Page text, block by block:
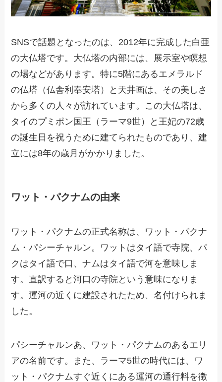
SNSで話題となったのは、2012年に完成した白亜
の大仏塔です。大仏塔の内部には、展示室や瞑想
の場などがあります。特に5階にあるエメラルド
の仏塔（仏舎利奉安塔）と天井画は、その美しさ
から多くの人々が訪れています。この大仏塔は、
タイのプミポン国王（ラーマ9世）と王妃の72歳
の誕生日を祝うために建てられたものであり、建
立には8年の歳月がかかりました。
ワット・パクナムの由来
ワット・パクナムの正式名称は、ワット・パクナ
ム・パシーチャルン。ワットはタイ語で寺院、パ
クはタイ語で口、ナムはタイ語で河を意味しま
す。直訳すると河口の寺院という意味になりま
す。運河の近くに建設されたため、名付けられま
した。
パシーチャルンあ、ワット・パクナムのあるエリ
アの名前です。また、ラーマ5世の時代には、ワ
ット・パクナムすぐ近くにある運河の通行料を徴